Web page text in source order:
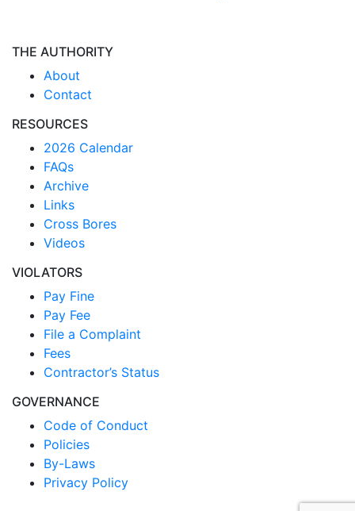
THE AUTHORITY
About
Contact
RESOURCES
2026 Calendar
FAQs
Archive
Links
Cross Bores
Videos
VIOLATORS
Pay Fine
Pay Fee
File a Complaint
Fees
Contractor’s Status
GOVERNANCE
Code of Conduct
Policies
By-Laws
Privacy Policy